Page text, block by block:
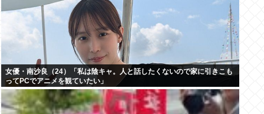
女優・南沙良（24）「私は陰キャ。人と話したくないので家に引きこも
ってPCでアニメを観ていたい」